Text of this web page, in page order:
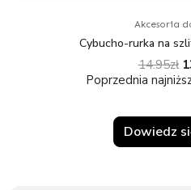
Akcesoria
Cybucho-rurka na
14.95zł
Poprzednia
Dowiedz